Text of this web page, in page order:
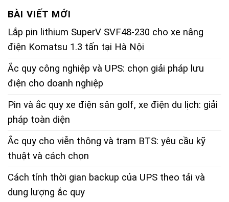
BÀI VIẾT MỚI
Lắp pin lithium SuperV SVF48-230 cho xe nâng
điện Komatsu 1.3 tấn tại Hà Nội
Ắc quy công nghiệp và UPS: chọn giải pháp lưu
điện cho doanh nghiệp
Pin và ắc quy xe điện sân golf, xe điện du lịch: giải
pháp toàn diện
Ắc quy cho viễn thông và trạm BTS: yêu cầu kỹ
thuật và cách chọn
Cách tính thời gian backup của UPS theo tải và
dung lượng ắc quy